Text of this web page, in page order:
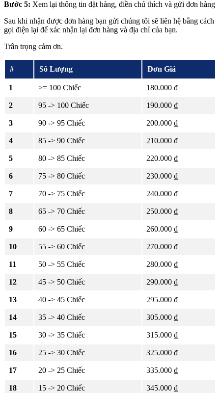
Bước 5: Xem lại thông tin đặt hàng, điền chú thích và gửi đơn hàng
Sau khi nhận được đơn hàng bạn gửi chúng tôi sẽ liên hệ bằng cách
gọi điện lại để xác nhận lại đơn hàng và địa chỉ của bạn.
Trân trọng cảm ơn.
# Số Lượng Đơn Giá
1 >= 100 Chiếc 180.000 ₫
2 95 -> 100 Chiếc 190.000 ₫
3 90 -> 95 Chiếc 200.000 ₫
4 85 -> 90 Chiếc 210.000 ₫
5 80 -> 85 Chiếc 220.000 ₫
6 75 -> 80 Chiếc 230.000 ₫
7 70 -> 75 Chiếc 240.000 ₫
8 65 -> 70 Chiếc 250.000 ₫
9 60 -> 65 Chiếc 260.000 ₫
10 55 -> 60 Chiếc 270.000 ₫
11 50 -> 55 Chiếc 280.000 ₫
12 45 -> 50 Chiếc 290.000 ₫
13 40 -> 45 Chiếc 295.000 ₫
14 35 -> 40 Chiếc 305.000 ₫
15 30 -> 35 Chiếc 315.000 ₫
16 25 -> 30 Chiếc 325.000 ₫
17 20 -> 25 Chiếc 335.000 ₫
18 15 -> 20 Chiếc 345.000 ₫